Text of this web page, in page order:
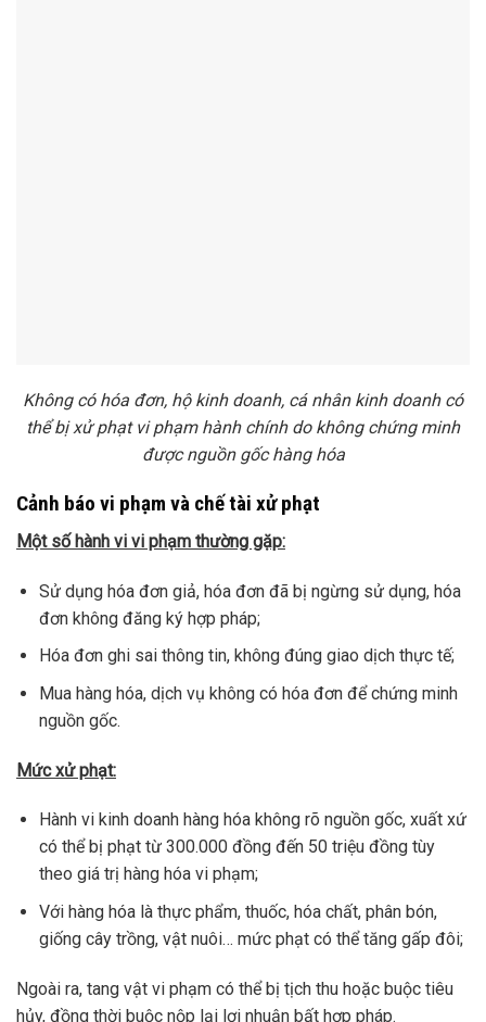
Không có hóa đơn, hộ kinh doanh, cá nhân kinh doanh có
thể bị xử phạt vi phạm hành chính do không chứng minh
được nguồn gốc hàng hóa
Cảnh báo vi phạm và chế tài xử phạt
Một số hành vi vi phạm thường gặp:
Sử dụng hóa đơn giả, hóa đơn đã bị ngừng sử dụng, hóa
đơn không đăng ký hợp pháp;
Hóa đơn ghi sai thông tin, không đúng giao dịch thực tế;
Mua hàng hóa, dịch vụ không có hóa đơn để chứng minh
nguồn gốc.
Mức xử phạt:
Hành vi kinh doanh hàng hóa không rõ nguồn gốc, xuất xứ
có thể bị phạt từ 300.000 đồng đến 50 triệu đồng tùy
theo giá trị hàng hóa vi phạm;
Với hàng hóa là thực phẩm, thuốc, hóa chất, phân bón,
giống cây trồng, vật nuôi… mức phạt có thể tăng gấp đôi;
Ngoài ra, tang vật vi phạm có thể bị tịch thu hoặc buộc tiêu
hủy, đồng thời buộc nộp lại lợi nhuận bất hợp pháp.